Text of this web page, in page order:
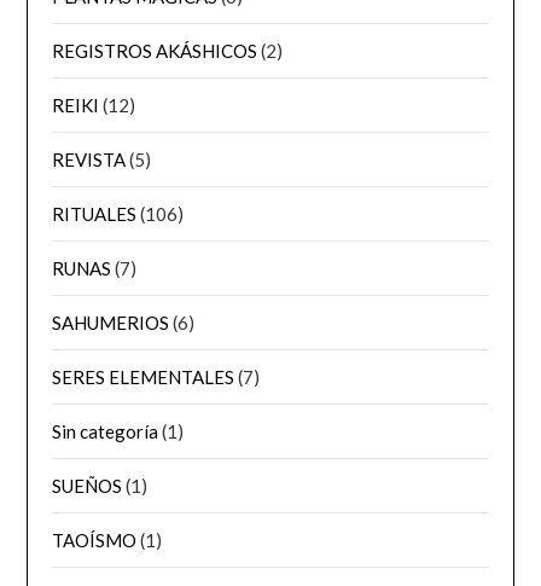
REGISTROS AKÁSHICOS (2)
REIKI (12)
REVISTA(5)
RITUALES (106)
RUNAS (7)
SAHUMERIOS (6)
SERES ELEMENTALES (7)
Sin categoría(1)
SUEÑOS (1)
TAOÍSMO (1)